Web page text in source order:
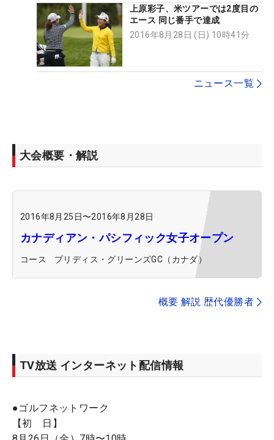
上原彩子、米ツアーでは2度目の
エース 同じ番手で達成
2016年8月28日 (日) 10時41分
ニュース一覧
大会概要・解説
2016年8月25日〜2016年8月28日
カナディアン・パシフィック女子オープン
コース プリディス・グリーンズGC（カナダ）
概要 解説 歴代優勝者
TV放送 インターネット配信情報
●ゴルフネットワーク
【初 日】